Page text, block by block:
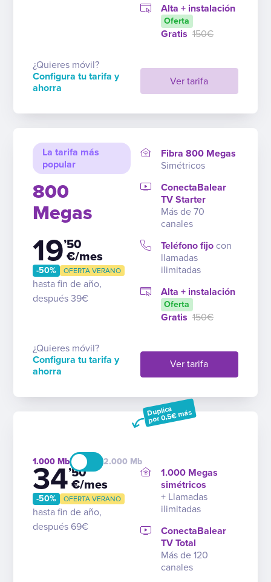
Ver tarifa
Alta + instalación
Oferta
Gratis 150€
¿Quieres móvil?
Configura tu tarifa y
ahorra
La tarifa más
popular
800
Megas
19’50
€/mes
-50% OFERTA VERANO
hasta fin de año,
después 39€
Ver tarifa
Fibra 800 Megas
Simétricos
ConectaBalear
TV Starter
Más de 70
canales
Teléfono fijo con
llamadas
ilimitadas
Alta + instalación
Oferta
Gratis 150€
¿Quieres móvil?
Configura tu tarifa y
ahorra
1.000 2.000
Duplica
por 0,5€ más
34’50
€/mes
-50% OFERTA VERANO
hasta fin de año,
después 69€
1.000 Megas
simétricos
+ Llamadas
ilimitadas
ConectaBalear
TV Total
Más de 120
canales